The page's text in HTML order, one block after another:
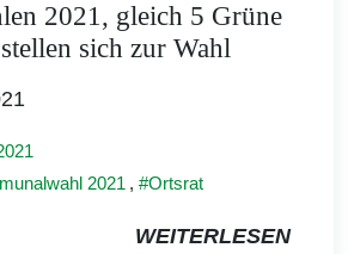
2021, gleich 5 Grüne
sich zur Wahl
2021 , Ortsrat
WEITERLESEN